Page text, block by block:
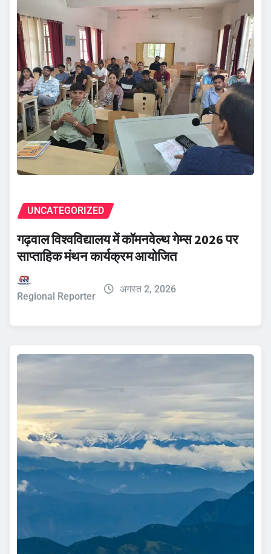
UNCATEGORIZED
गढ़वाल विश्वविद्यालय में कॉमनवेल्थ गेम्स 2026 पर
साप्ताहिक मंथन कार्यक्रम आयोजित
Regional Reporter
अगस्त 2, 2026